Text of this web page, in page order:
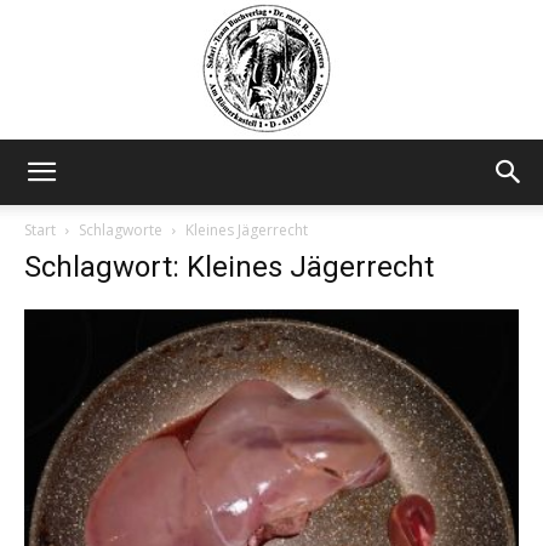
Start
Schlagworte Kleines Jägerrecht
Schlagwort: Kleines Jägerrecht